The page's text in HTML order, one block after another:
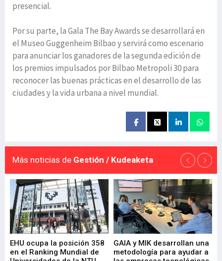
presencial.
Por su parte, la Gala The Bay Awards se desarrollará en
el Museo Guggenheim Bilbao y servirá como escenario
para anunciar los ganadores de la segunda edición de
los premios impulsados por Bilbao Metropoli 30 para
reconocer las buenas prácticas en el desarrollo de las
ciudades y la vida urbana a nivel mundial.
Más noticias de Gestión / Kudeaketa
EHU ocupa la posición 358
en el Ranking Mundial de
GAIA y MIK desarrollan una
metodología para ayudar a